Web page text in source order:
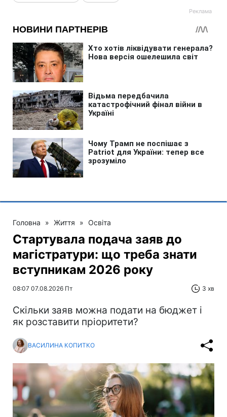
Головна » Життя » Освіта
Стартувала подача заяв до
магістратури: що треба знати
вступникам 2026 року
08:07 07.08.2026 Пт 3 хв
Скільки заяв можна подати на бюджет і
як розставити пріоритети?
ВАСИЛИНА КОПИТКО